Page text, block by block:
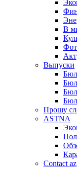
В
Выпуски
Прошу
ASTNA
Contact az